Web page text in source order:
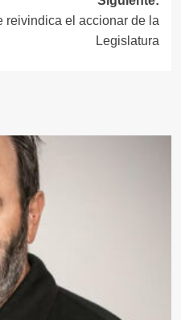
reivindica el accionar de la
Legislatura